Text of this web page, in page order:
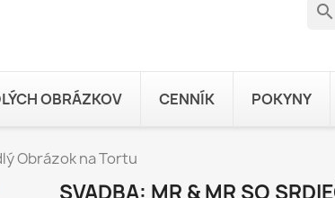
search
OBRÁZKOV CENNÍK POKYNY
Obrázok na Tortu
SVADBA: MR & MR SO